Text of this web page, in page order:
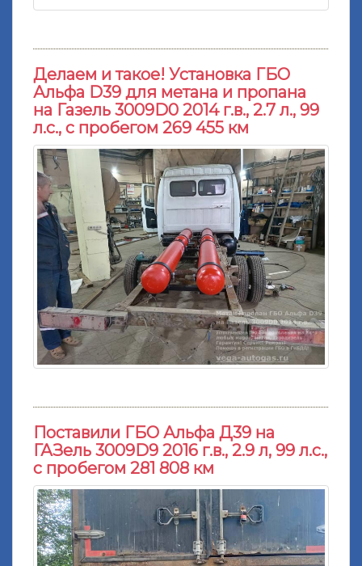
Делаем и такое! Установка ГБО
Альфа D39 для метана и пропана
на Газель 3009D0 2014 г.в., 2.7 л., 99
л.с., с пробегом 269 455 км
Поставили ГБО Альфа Д39 на
ГАЗель 3009D9 2016 г.в., 2.9 л, 99 л.с.,
с пробегом 281 808 км